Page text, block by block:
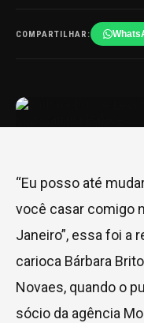
COMPARTILHAR:
“Eu posso até
você casar comigo
Janeiro”, essa foi a
carioca Bárbara
Novaes, quando o
sócio da agência